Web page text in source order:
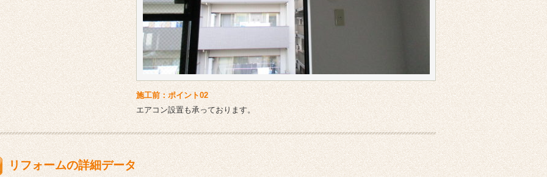
施工前：ポイント02
エアコン設置も承っております。
リフォームの詳細データ